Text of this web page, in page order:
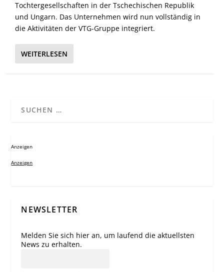
Tochtergesellschaften in der Tschechischen Republik
und Ungarn. Das Unternehmen wird nun vollständig in
die Aktivitäten der VTG-Gruppe integriert.
WEITERLESEN
Anzeigen
Anzeigen
NEWSLETTER
Melden Sie sich hier an, um laufend die aktuellsten
News zu erhalten.